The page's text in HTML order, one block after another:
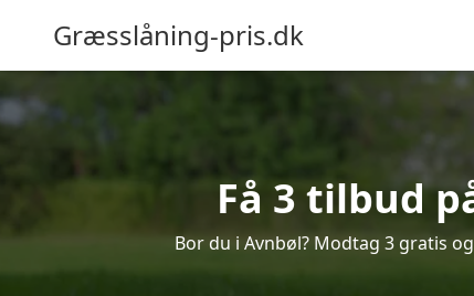
Græsslåning-pris.dk
Få 3 tilbud
Bor du i Avnbøl? Modtag 3 gratis